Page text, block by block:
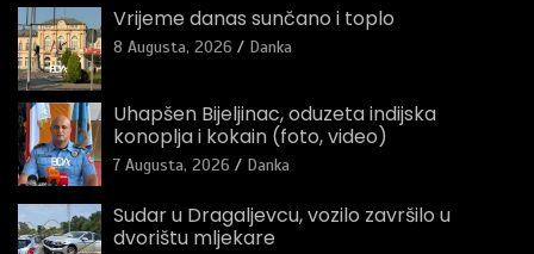
Vrijeme danas sunčano i toplo
8 Augusta, 2026 Danka
Uhapšen Bijeljinac, oduzeta indijska
konoplja i kokain (foto, video)
7 Augusta, 2026 Danka
Sudar u Dragaljevcu, vozilo završilo u
dvorištu mljekare